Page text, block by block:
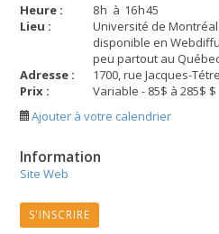
Heure : 8h à 16h45
Lieu :
Université de
disponible en
peu partout au
Adresse :
1700, rue Jacques-
Prix :
Variable - 85$ à 285$ $
Ajouter à votre calendrier
Information
Site Web
S'INSCRIRE